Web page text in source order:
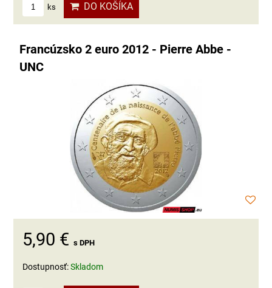
ks DO KOŠÍKA
Francúzsko 2 euro 2012 - Pierre Abbe -
UNC
5,90 € s DPH
Dostupnosť:Skladom